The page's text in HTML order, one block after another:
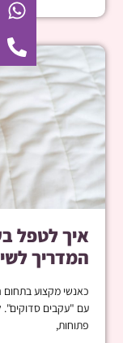
איך לטפל
המדריך
כאנשי מקצוע בתחום
עם "עקבים סדוקים".
פתוחות,